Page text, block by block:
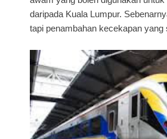
daripada Kuala Lumpur.
tapi penambahan kecekapan yang